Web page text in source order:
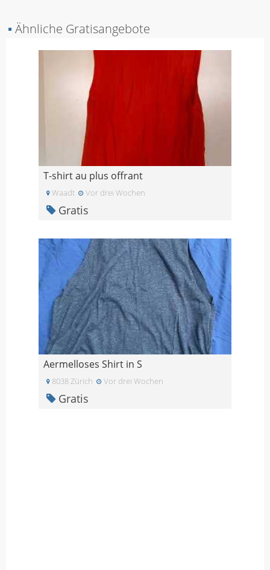
▪ Ähnliche Gratisangebote
T-shirt au plus offrant
Waadt Vor drei Wochen
Gratis
Aermelloses Shirt in S
8038 Zürich Vor drei Wochen
Gratis